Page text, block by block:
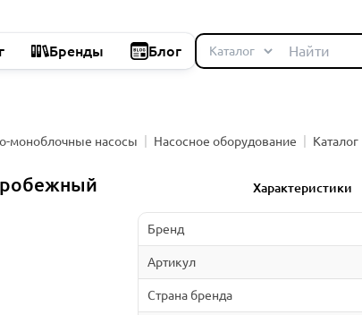
Бренды Блог
моноблочные насосы Насосное оборудование
Каталог
Характеристики
Бренд
Артикул
Страна бренда